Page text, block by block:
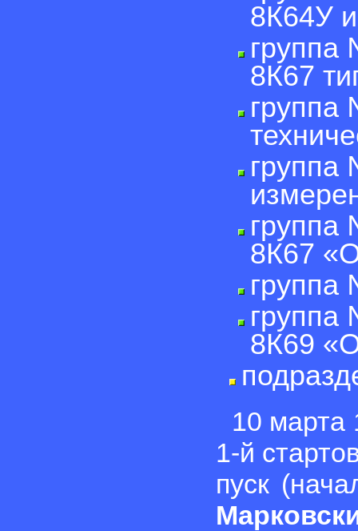
8К64У
группа
8К67
группа
группа
группа
8К67
группа
группа
8К69
10 марта
1-й
пуск